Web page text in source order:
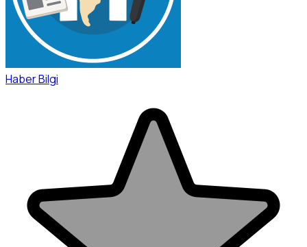
Haber Bilgi